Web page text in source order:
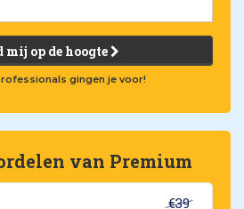
mij op de hoogte
gingen je voor!
van Premium
€39